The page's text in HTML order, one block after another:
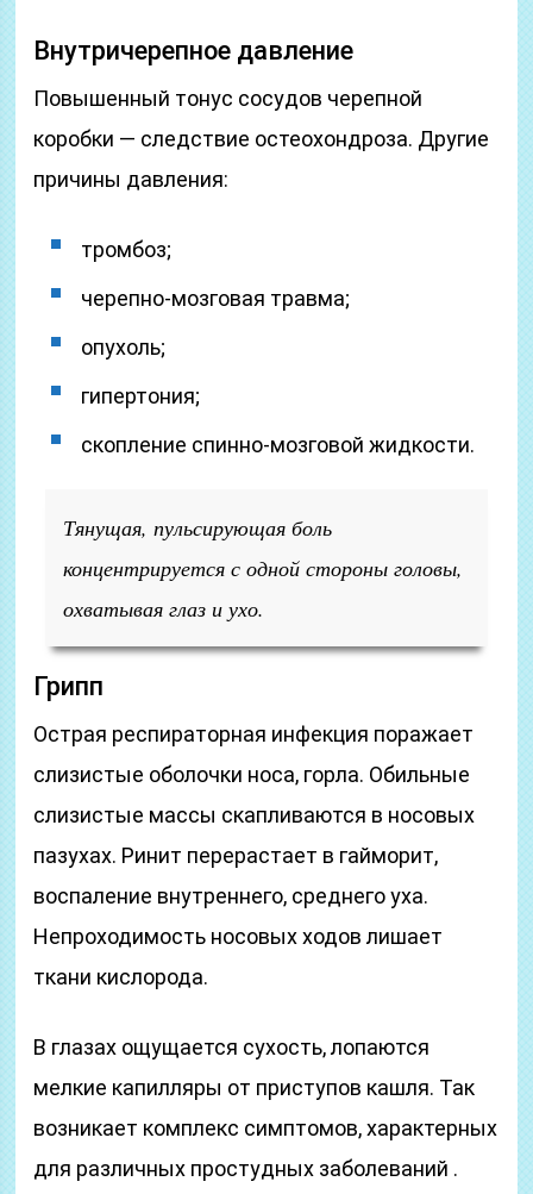
Внутричерепное давление
Повышенный тонус сосудов черепной
коробки — следствие остеохондроза. Другие
причины давления:
тромбоз;
черепно-мозговая травма;
опухоль;
гипертония;
скопление спинно-мозговой жидкости.
Тянущая, пульсирующая боль
концентрируется с одной стороны головы,
охватывая глаз и ухо.
Грипп
Острая респираторная инфекция поражает
слизистые оболочки носа, горла. Обильные
слизистые массы скапливаются в носовых
пазухах. Ринит перерастает в гайморит,
воспаление внутреннего, среднего уха.
Непроходимость носовых ходов лишает
ткани кислорода.
В глазах ощущается сухость, лопаются
мелкие капилляры от приступов кашля. Так
возникает комплекс симптомов, характерных
для различных простудных заболеваний .